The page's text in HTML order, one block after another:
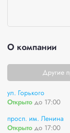
О компании
Другие
ул. Горького
Открыто до 17:00
просп. им. Ленина
Открыто до 17:00